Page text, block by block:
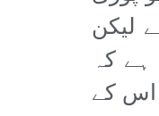
لیکن
کہ
اس کے